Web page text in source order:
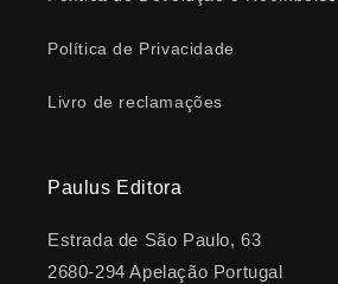
Política de Privacidade
Livro de reclamações
Paulus Editora
Estrada de São Paulo, 63
2680-294 Apelação Portugal